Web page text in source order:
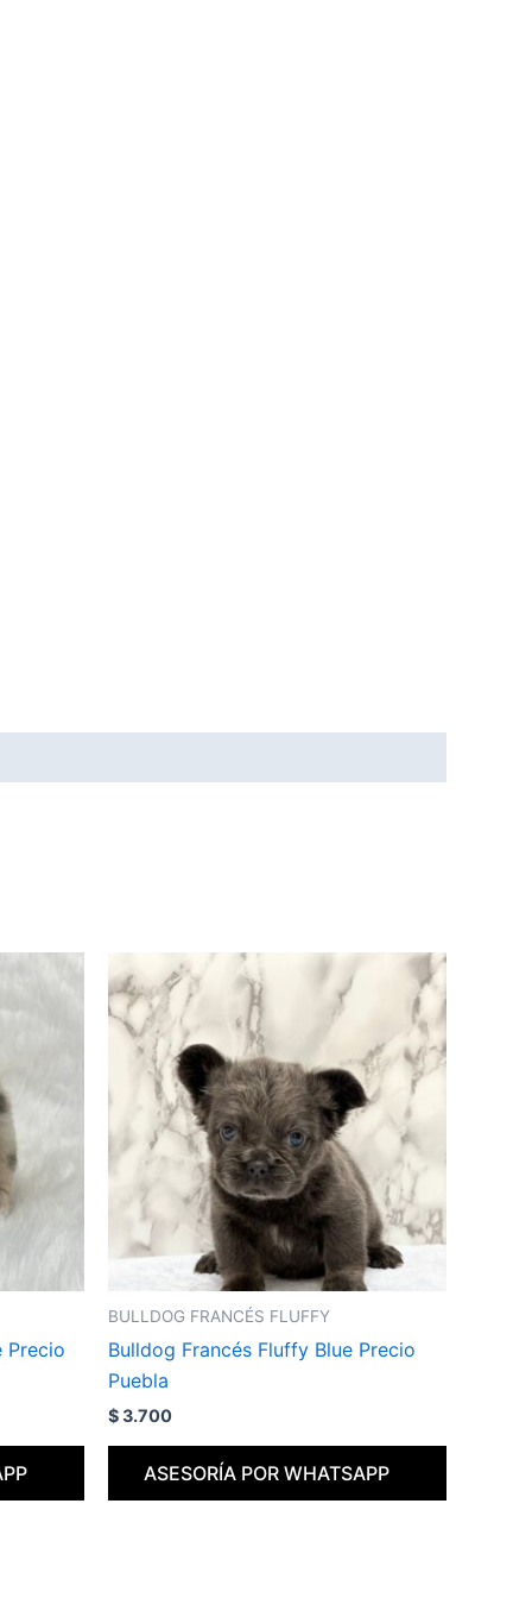
Precio
BULLDOG FRANCÉS FLUFFY
Bulldog Francés Fluffy Blue Precio
Puebla
$3.700
ASESORÍA POR WHATSAPP